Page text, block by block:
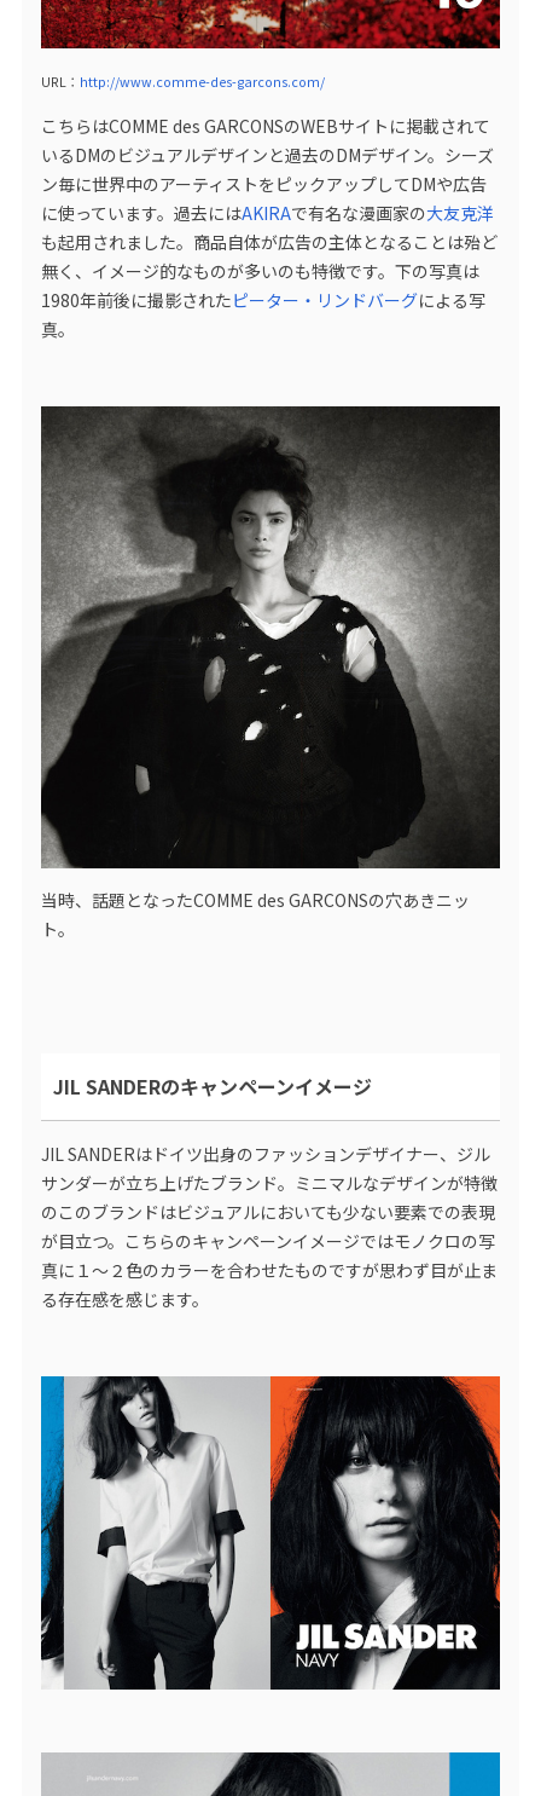
URL： http://www.comme-des-garcons.com/
こちらはCOMME des GARCONSのWEBサイトに掲載されて
いるDMのビジュアルデザインと過去のDMデザイン。シーズ
ン毎に世界中のアーティストをピックアップしてDMや広告
に使っています。過去にはAKIRAで有名な漫画家の大友克洋
も起用されました。商品自体が広告の主体となることは殆ど
無く、イメージ的なものが多いのも特徴です。下の写真は
1980年前後に撮影されたピーター・リンドバーグによる写
真。
当時、話題となったCOMME des GARCONSの穴あきニッ
ト。
JIL SANDERのキャンペーンイメージ
JIL SANDERはドイツ出身のファッションデザイナー、ジル
サンダーが立ち上げたブランド。ミニマルなデザインが特徴
のこのブランドはビジュアルにおいても少ない要素での表現
が目立つ。こちらのキャンペーンイメージではモノクロの写
真に１〜２色のカラーを合わせたものですが思わず目が止ま
る存在感を感じます。